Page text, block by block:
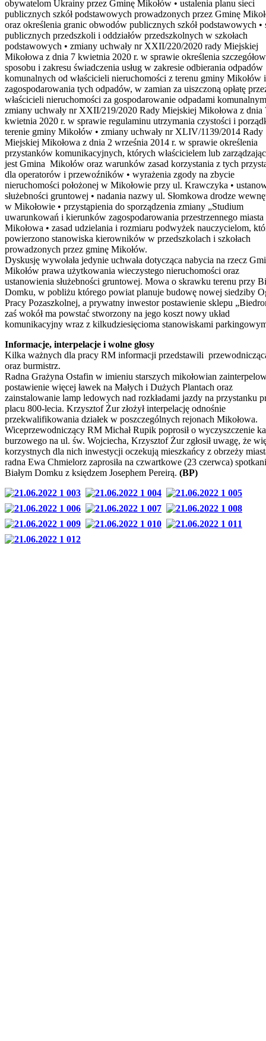
obywatelom Ukrainy przez Gminę Mikołów • ustalenia planu sieci
publicznych szkół podstawowych prowadzonych przez Gminę
oraz określenia granic obwodów publicznych szkół podstawowych •
publicznych przedszkoli i oddziałów przedszkolnych w szkołach
podstawowych • zmiany uchwały nr XXII/220/2020 rady Miejskiej
Mikołowa z dnia 7 kwietnia 2020 r. w sprawie określenia
sposobu i zakresu świadczenia usług w zakresie odbierania odpadów
komunalnych od właścicieli nieruchomości z terenu gminy Mikołów i
zagospodarowania tych odpadów, w zamian za uiszczoną opłatę
właścicieli nieruchomości za gospodarowanie odpadami
zmiany uchwały nr XXII/219/2020 Rady Miejskiej Mikołowa z dnia
kwietnia 2020 r. w sprawie regulaminu utrzymania czystości i
terenie gminy Mikołów • zmiany uchwały nr XLIV/1139/2014 Rady
Miejskiej Mikołowa z dnia 2 września 2014 r. w sprawie określenia
przystanków komunikacyjnych, których właścicielem lub
jest Gmina Mikołów oraz warunków zasad korzystania z tych
dla operatorów i przewoźników • wyrażenia zgody na zbycie
nieruchomości położonej w Mikołowie przy ul. Krawczyka •
służebności gruntowej • nadania nazwy ul. Słomkowa drodze
w Mikołowie • przystąpienia do sporządzenia zmiany „Studium
uwarunkowań i kierunków zagospodarowania przestrzennego miasta
Mikołowa • zasad udzielania i rozmiaru podwyżek nauczycielom,
powierzono stanowiska kierowników w przedszkolach i szkołach
prowadzonych przez gminę Mikołów.
Dyskusję wywołała jedynie uchwała dotycząca nabycia na rzecz
Mikołów prawa użytkowania wieczystego nieruchomości oraz
ustanowienia służebności gruntowej. Mowa o skrawku terenu przy
Domku, w pobliżu którego powiat planuje budowę nowej siedziby
Pracy Pozaszkolnej, a prywatny inwestor postawienie sklepu
zaś wokół ma powstać stworzony na jego koszt nowy układ
komunikacyjny wraz z kilkudziesięcioma stanowiskami
Informacje, interpelacje i wolne głosy
Kilka ważnych dla pracy RM informacji przedstawili
oraz burmistrz.
Radna Grażyna Ostafin w imieniu starszych mikołowian
postawienie więcej ławek na Małych i Dużych Plantach oraz
zainstalowanie lamp ledowych nad rozkładami jazdy na przystanku
placu 800-lecia. Krzysztof Żur złożył interpelację odnośnie
przekwalifikowania działek w poszczególnych rejonach Mikołowa.
Wiceprzewodniczący RM Michał Rupik poprosił o wyczyszczenie
burzowego na ul. św. Wojciecha, Krzysztof Żur zgłosił uwagę, że
korzystnych dla nich inwestycji oczekują mieszkańcy z obrzeży
radna Ewa Chmielorz zaprosiła na czwartkowe (23 czerwca)
Białym Domku z księdzem Josephem Pereirą. (BP)